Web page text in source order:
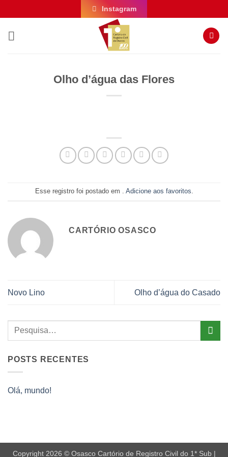
to
content
Instagram
Olho d’água das Flores
Esse registro foi postado em . Adicione aos favoritos.
CARTÓRIO OSASCO
Novo Lino Olho d’água do Casado
POSTS RECENTES
Olá, mundo!
Copyright 2026 © Osasco Cartório de Registro Civil do 1* Sub |